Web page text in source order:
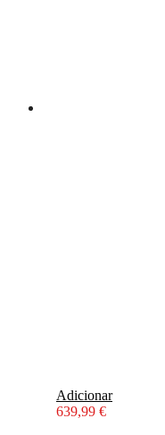
Adicionar
639,99 €